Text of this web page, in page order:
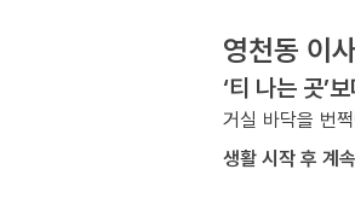
영천동 이
‘티 나는 곳’
거실 바닥을 번
생활 시작 후 계